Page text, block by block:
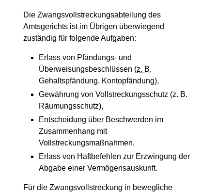
Die Zwangsvollstreckungsabteilung des
Amtsgerichts ist im Übrigen überwiegend
zuständig für folgende Aufgaben:
Erlass von Pfändungs- und
Überweisungsbeschlüssen (z. B.
Gehaltspfändung, Kontopfändung),
Gewährung von Vollstreckungsschutz (z. B.
Räumungsschutz),
Entscheidung über Beschwerden im
Zusammenhang mit
Vollstreckungsmaßnahmen,
Erlass von Haftbefehlen zur Erzwingung der
Abgabe einer Vermögensauskunft.
Für die Zwangsvollstreckung in bewegliche